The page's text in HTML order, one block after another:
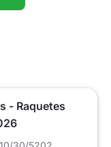
- Raquetes